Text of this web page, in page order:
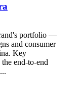
portfolio —
and consumer
Key
end-to-end